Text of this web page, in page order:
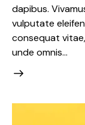
dapibus.
vulputate
consequat
unde omnis…